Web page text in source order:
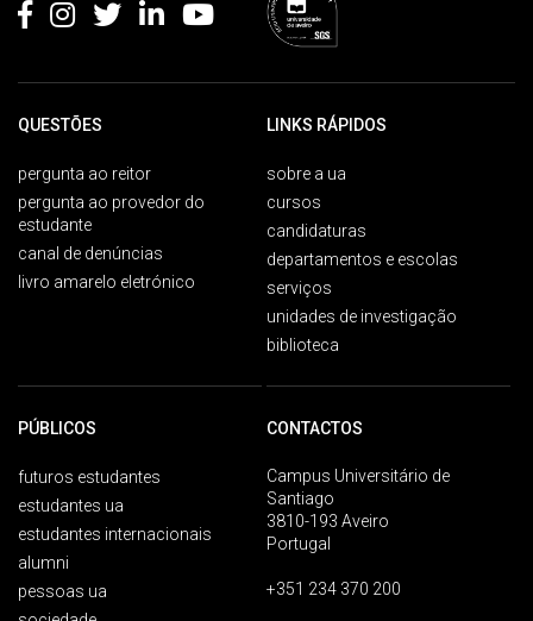
QUESTÕES
pergunta ao reitor
pergunta ao provedor do
estudante
canal de denúncias
livro amarelo eletrónico
LINKS RÁPIDOS
sobre a ua
cursos
candidaturas
departamentos e escolas
serviços
unidades de investigação
biblioteca
PÚBLICOS
futuros estudantes
estudantes ua
estudantes internacionais
alumni
pessoas ua
CONTACTOS
Campus Universitário de
Santiago
3810-193 Aveiro
Portugal
+351 234 370 200